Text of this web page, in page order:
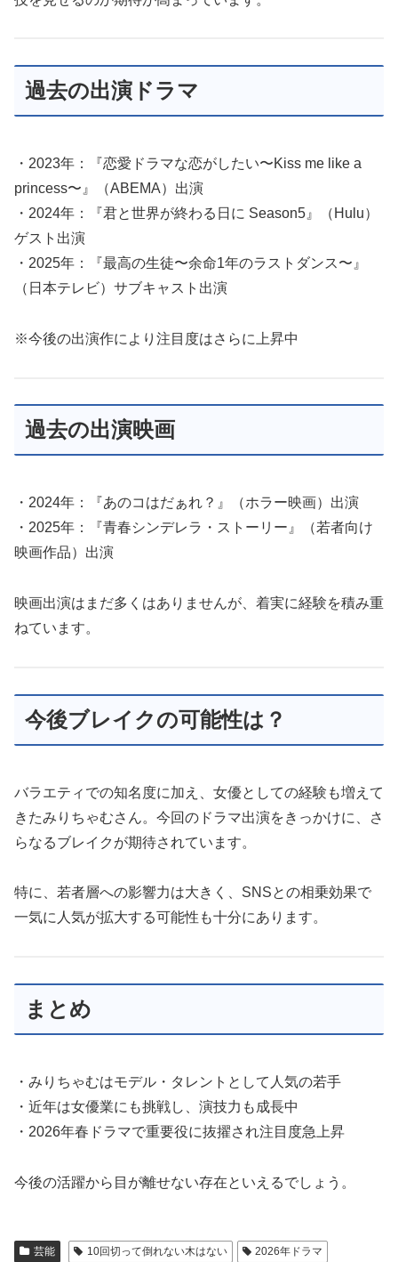
過去の出演ドラマ
・2023年：『恋愛ドラマな恋がしたい〜Kiss me like a
princess〜』（ABEMA）出演
・2024年：『君と世界が終わる日に Season5』（Hulu）
ゲスト出演
・2025年：『最高の生徒〜余命1年のラストダンス〜』
（日本テレビ）サブキャスト出演
※今後の出演作により注目度はさらに上昇中
過去の出演映画
・2024年：『あのコはだぁれ？』（ホラー映画）出演
・2025年：『青春シンデレラ・ストーリー』（若者向け
映画作品）出演
映画出演はまだ多くはありませんが、着実に経験を積み重
ねています。
今後ブレイクの可能性は？
バラエティでの知名度に加え、女優としての経験も増えて
きたみりちゃむさん。今回のドラマ出演をきっかけに、さ
らなるブレイクが期待されています。
特に、若者層への影響力は大きく、SNSとの相乗効果で
一気に人気が拡大する可能性も十分にあります。
まとめ
・みりちゃむはモデル・タレントとして人気の若手
・近年は女優業にも挑戦し、演技力も成長中
・2026年春ドラマで重要役に抜擢され注目度急上昇
今後の活躍から目が離せない存在といえるでしょう。
芸能 10回切って倒れない木はない
2026年ドラマ